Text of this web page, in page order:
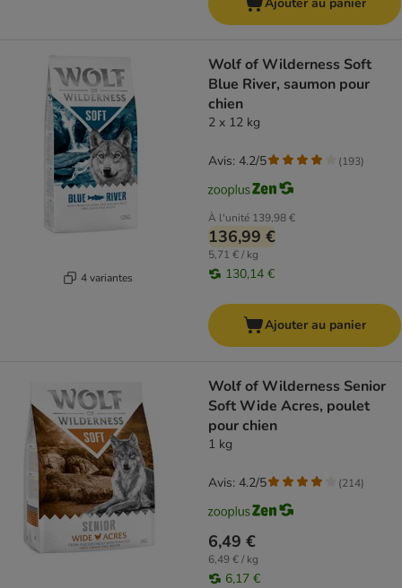
4 variantes
Wolf of Wilderness Soft
Blue River, saumon pour
chien
2 x 12 kg
À l'unité 139,98 €
136,99 €
5,71 € / kg
130,14 €
Avis: 4.2/5 (193)
Ajouter au panier
Wolf of Wilderness Senior
Soft Wide Acres, poulet
pour chien
1 kg
6,49 €
6,49 € / kg
6,17 €
Avis: 4.2/5 (214)